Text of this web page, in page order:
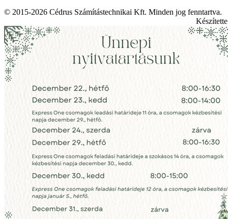
© 2015-2026 Cédrus Számítástechnikai Kft. Minden jog fenntartva.